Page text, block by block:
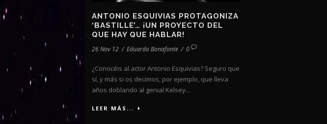
ANTONIO ESQUIVIAS PROTAGONIZA
‘BASTILLE’… ¡UN PROYECTO DEL
QUE HAY QUE HABLAR!
26 Nov 12 / Eduardo Bonafonte / 0
¿Conocéis al actor Antonio Esquivias? Seguro que
sí, y más si os decimos, por ejemplo, que lleva
años doblando al genial Kelsey...
LEER MÁS...